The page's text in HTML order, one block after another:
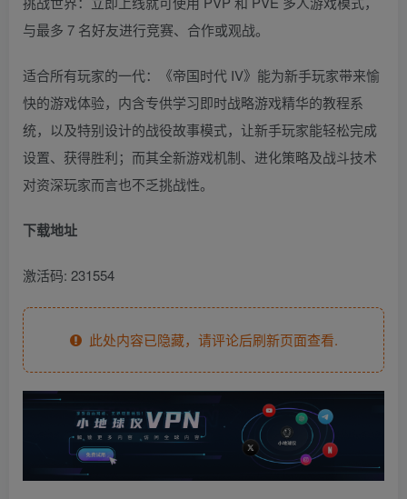
与最多 7 名好友进行竞赛、合作或观战。
适合所有玩家的一代：《帝国时代 IV》能为新手玩家带来愉
快的游戏体验，内含专供学习即时战略游戏精华的教程系
统，以及特别设计的战役故事模式，让新手玩家能轻松完成
设置、获得胜利；而其全新游戏机制、进化策略及战斗技术
对资深玩家而言也不乏挑战性。
下载地址
激活码: 231554
此处内容已隐藏，请评论后刷新页面查看.